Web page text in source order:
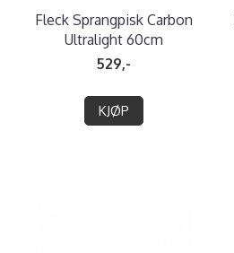
Fleck Sprangpisk Carbon
Ultralight 60cm
529,-
KJØP